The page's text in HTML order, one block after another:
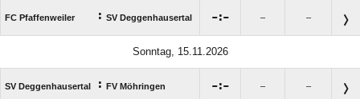
FC Pfaffenweiler : SV Deggenhausertal : – –
Sonntag, 15.11.2026
SV Deggenhausertal : FV Möhringen : – –